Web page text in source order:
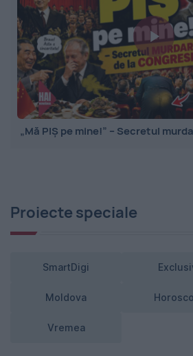
„Mă PIȘ pe mine!” – Secretul
Proiecte speciale
SmartDigi
Moldova
Vremea